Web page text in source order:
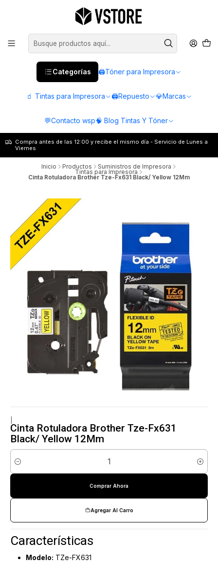
Categorías 🖨️Tóner para Impresora
🧃 Tintas para Impresora 🖨️Repuesto 💎Marcas
💬Contacto wsp🧠 Blog Tintas Y Tóner
Compra antes de las 12:00 y recibe el mismo día - Servicio de Lunes a
Viernes
Inicio Productos Suministros de Impresora
Tintas para Impresora
Cinta Rotuladora Brother Tze-Fx631 Black/ Yellow 12Mm
Cinta Rotuladora Brother Tze-Fx631
Black/ Yellow 12Mm
Cantidad
Agregar Al Carro
Comprar Ahora
Características
Modelo: TZe-FX631